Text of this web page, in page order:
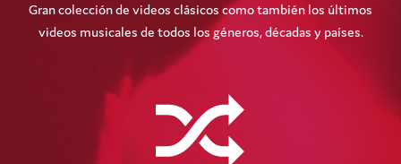
Gran colección de videos clásicos como también los últimos
videos musicales de todos los géneros, décadas y países.